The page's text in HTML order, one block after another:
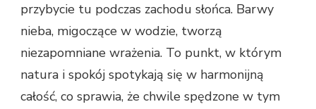
przybycie tu podczas zachodu słońca. Barwy
nieba, migoczące w wodzie, tworzą
niezapomniane wrażenia. To punkt, w którym
natura i spokój spotykają się w harmonijną
całość, co sprawia, że chwile spędzone w tym